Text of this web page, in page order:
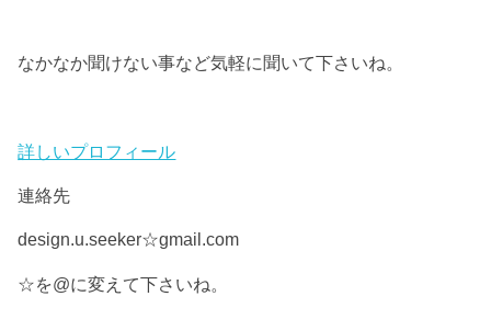
なかなか聞けない事など気軽に聞いて下さいね。
詳しいプロフィール
連絡先
design.u.seeker☆gmail.com
☆を@に変えて下さいね。